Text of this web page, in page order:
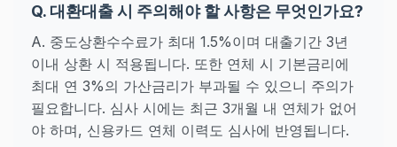
Q. 대환대출 시 주의해야 할 사항은 무엇인가요?
A. 중도상환수수료가 최대 1.5%이며 대출기간 3년
이내 상환 시 적용됩니다. 또한 연체 시 기본금리에
최대 연 3%의 가산금리가 부과될 수 있으니 주의가
필요합니다. 심사 시에는 최근 3개월 내 연체가 없어
야 하며, 신용카드 연체 이력도 심사에 반영됩니다.